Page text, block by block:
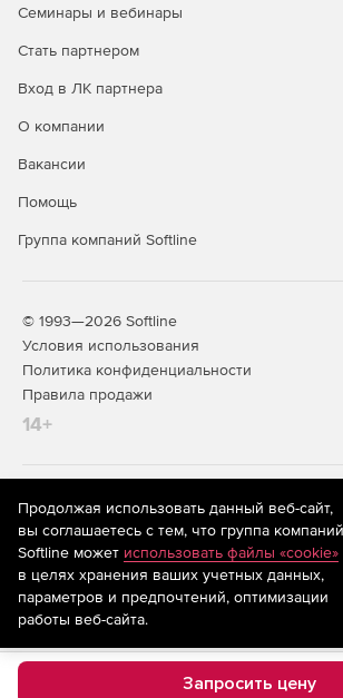
Запросить цену
Семинары и вебинары
Стать партнером
Вход в ЛК партнера
О компании
Вакансии
Помощь
Группа компаний Softline
© 1993—2026 Softline
Условия использования
Политика конфиденциальности
Правила продажи
14+
На информационном ресурсе
рекомендательные технологии
предоставления информации на основе
систематизации и анализа сведений,
предпочтениям пользователей сети
находящихся на территории Российской
Продолжая использовать данный веб-сайт,
вы соглашаетесь с тем, что группа компаний
Softline может использовать файлы «cookie»
в целях хранения ваших учетных данных,
параметров и предпочтений, оптимизации
работы веб-сайта.